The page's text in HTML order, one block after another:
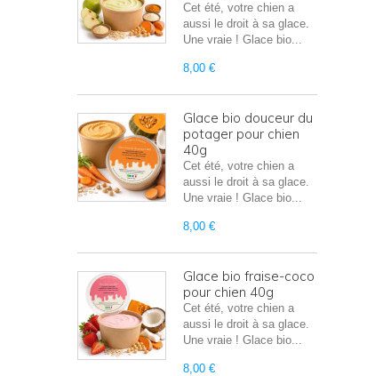
Cet été, votre chien a
aussi le droit à sa glace.
Une vraie ! Glace bio...
8,00 €
Glace bio douceur du
potager pour chien
40g
Cet été, votre chien a
aussi le droit à sa glace.
Une vraie ! Glace bio...
8,00 €
Glace bio fraise-coco
pour chien 40g
Cet été, votre chien a
aussi le droit à sa glace.
Une vraie ! Glace bio...
8,00 €